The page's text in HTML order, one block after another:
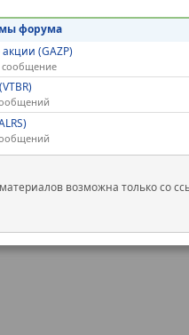
форума
(GAZP)
сообщение
возможна только со